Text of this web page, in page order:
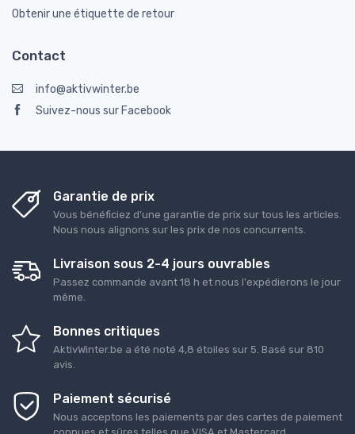
Obtenir une étiquette de retour
Contact
info@aktivwinter.be
Suivez-nous sur Facebook
Garantie de prix
Vous bénéficiez d'une garantie de prix sur tous les articles.
Nous nous alignons sur les prix de nos concurrents.
Livraison sous 2-4 jours ouvrables
Passez commande avant 18 h et nous l'expédierons le jour
même.
Bonnes critiques
AktivWinter.be a été noté 4,8 étoiles sur 5 . Basé sur 810
avis.
Paiement sécurisé
Nous acceptons les paiements par des cartes de paiement